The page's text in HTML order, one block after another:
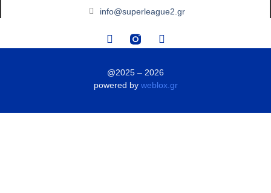
info@superleague2.gr
@2025 – 2026
powered by weblox.gr